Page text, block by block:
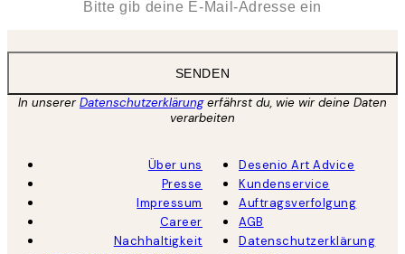
SENDEN
In unsererDatenschutzerklärungerfährst du, wie wir deine Daten
verarbeiten
Über uns
Presse
Impressum
Career
Nachhaltigkeit
Desenio Art Advice
Kundenservice
Auftragsverfolgung
AGB
Datenschutzerklärung